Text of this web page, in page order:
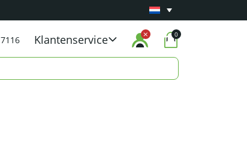
Carry-in garantie
Klantenservice 0